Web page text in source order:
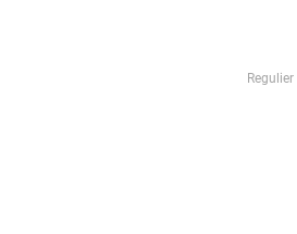
Regulier